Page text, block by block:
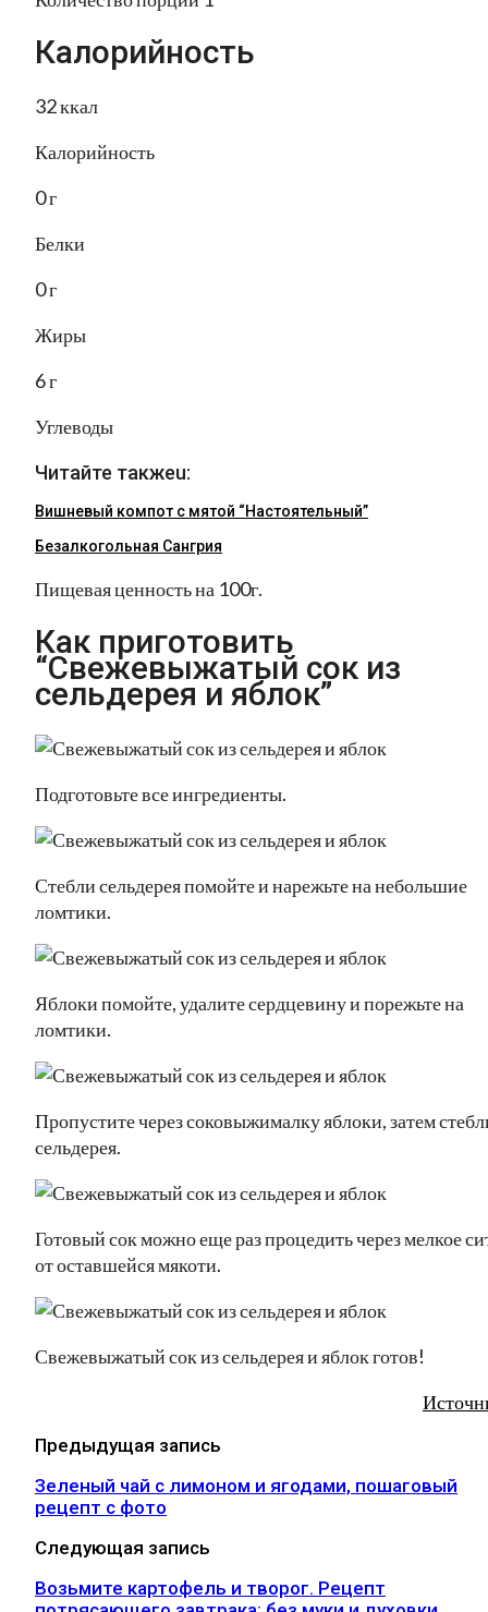
Калорийность
32 ккал
Калорийность
0 г
Белки
0 г
Жиры
6 г
Углеводы
Читайте такжеu:
Вишневый компот с мятой “Настоятельный”
Безалкогольная Сангрия
Пищевая ценность на 100г.
Как приготовить
“Свежевыжатый сок из
сельдерея и яблок”
Подготовьте все ингредиенты.
Стебли сельдерея помойте и нарежьте на небольшие
ломтики.
Яблоки помойте, удалите сердцевину и порежьте на
ломтики.
Пропустите через соковыжималку яблоки, затем
сельдерея.
Готовый сок можно еще раз процедить через мелкое
от оставшейся мякоти.
Свежевыжатый сок из сельдерея и яблок готов!
Предыдущая запись
Зеленый чай с лимоном и ягодами, пошаговый
рецепт с фото
Следующая запись
Возьмите картофель и творог. Рецепт